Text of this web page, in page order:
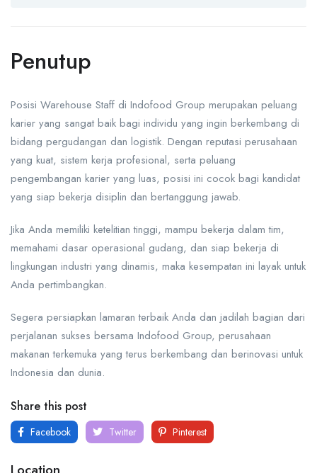
Penutup
Posisi Warehouse Staff di Indofood Group merupakan peluang
karier yang sangat baik bagi individu yang ingin berkembang di
bidang pergudangan dan logistik. Dengan reputasi perusahaan
yang kuat, sistem kerja profesional, serta peluang
pengembangan karier yang luas, posisi ini cocok bagi kandidat
yang siap bekerja disiplin dan bertanggung jawab.
Jika Anda memiliki ketelitian tinggi, mampu bekerja dalam tim,
memahami dasar operasional gudang, dan siap bekerja di
lingkungan industri yang dinamis, maka kesempatan ini layak untuk
Anda pertimbangkan.
Segera persiapkan lamaran terbaik Anda dan jadilah bagian dari
perjalanan sukses bersama Indofood Group, perusahaan
makanan terkemuka yang terus berkembang dan berinovasi untuk
Indonesia dan dunia.
Share this post
Facebook Twitter Pinterest